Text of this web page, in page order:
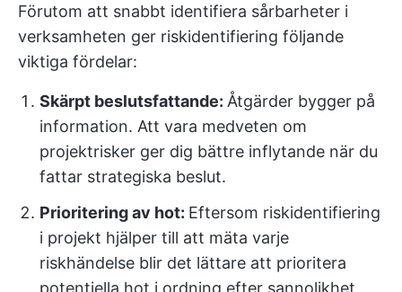
Förutom att snabbt identifiera sårbarheter i
verksamheten ger riskidentifiering följande
viktiga fördelar:
Skärpt beslutsfattande: Åtgärder bygger på
information. Att vara medveten om
projektrisker ger dig bättre inflytande när du
fattar strategiska beslut.
Prioritering av hot: Eftersom riskidentifiering
i projekt hjälper till att mäta varje
riskhändelse blir det lättare att prioritera
potentiella hot i ordning efter sannolikhet